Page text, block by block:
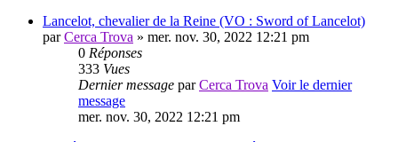
Lancelot, chevalier de la Reine (VO : Sword of Lancelot)
parCerca Trova » mer. nov. 30, 2022 12:21 pm
0 Réponses
333 Vues
Dernier message parCerca Trova Voir le dernier
message
mer. nov. 30, 2022 12:21 pm